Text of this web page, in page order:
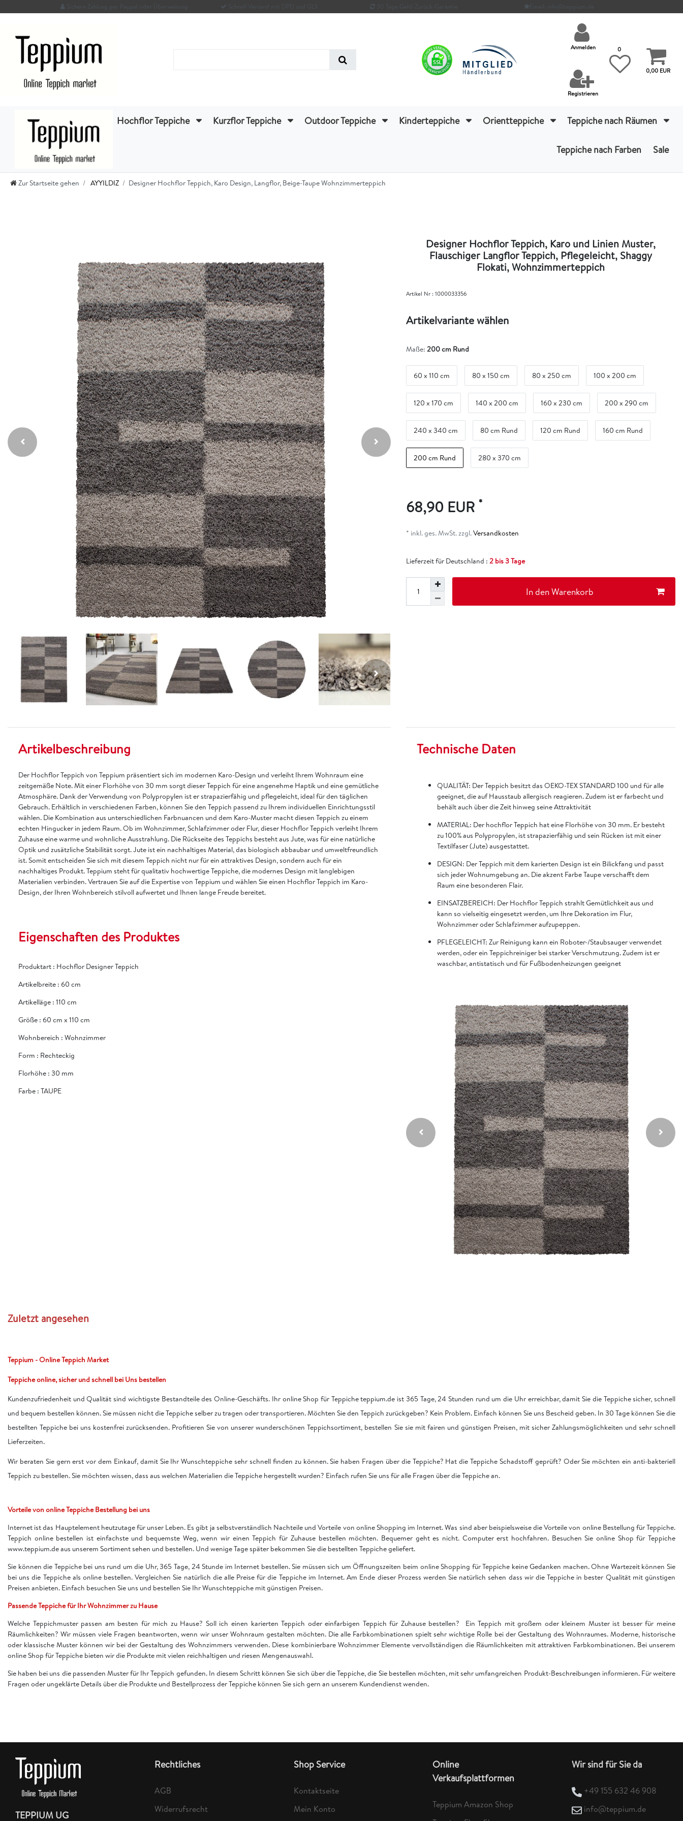
Sichere Zahlung per Paypal oder Überweisung Schnell Versand mit DPD und GLS 30 Tage Geld-Zurück-Garantie Email: info@teppium.de
Anmelden
Registrieren
0
0,00 EUR
Hochflor Teppiche Kurzflor Teppiche Outdoor Teppiche Kinderteppiche Orientteppiche Teppiche nach Räumen
Teppiche nach Farben Sale
Zur Startseite gehen AYYILDIZ Designer Hochflor Teppich, Karo Design, Langflor, Beige-Taupe Wohnzimmerteppich
Designer Hochflor Teppich, Karo und Linien Muster,
Flauschiger Langflor Teppich, Pflegeleicht, Shaggy
Flokati, Wohnzimmerteppich
Artikel Nr :1000033356
Artikelvariante wählen
Maße: 200 cm Rund
60 x 110 cm 80 x 150 cm 80 x 250 cm 100 x 200 cm
120 x 170 cm 140 x 200 cm 160 x 230 cm 200 x 290 cm
240 x 340 cm 80 cm Rund 120 cm Rund 160 cm Rund
200 cm Rund 280 x 370 cm
68,90 EUR *
* inkl. ges. MwSt. zzgl.Versandkosten
Lieferzeit für Deutschland : 2 bis 3 Tage
In den Warenkorb
Artikelbeschreibung
Der Hochflor Teppich von Teppium präsentiert sich im modernen Karo-Design und verleiht Ihrem Wohnraum eine
zeitgemäße Note. Mit einer Florhöhe von 30 mm sorgt dieser Teppich für eine angenehme Haptik und eine gemütliche
Atmosphäre. Dank der Verwendung von Polypropylen ist er strapazierfähig und pflegeleicht, ideal für den täglichen
Gebrauch. Erhältlich in verschiedenen Farben, können Sie den Teppich passend zu Ihrem individuellen Einrichtungsstil
wählen. Die Kombination aus unterschiedlichen Farbnuancen und dem Karo-Muster macht diesen Teppich zu einem
echten Hingucker in jedem Raum. Ob im Wohnzimmer, Schlafzimmer oder Flur, dieser Hochflor Teppich verleiht Ihrem
Zuhause eine warme und wohnliche Ausstrahlung. Die Rückseite des Teppichs besteht aus Jute, was für eine natürliche
Optik und zusätzliche Stabilität sorgt. Jute ist ein nachhaltiges Material, das biologisch abbaubar und umweltfreundlich
ist. Somit entscheiden Sie sich mit diesem Teppich nicht nur für ein attraktives Design, sondern auch für ein
nachhaltiges Produkt. Teppium steht für qualitativ hochwertige Teppiche, die modernes Design mit langlebigen
Materialien verbinden. Vertrauen Sie auf die Expertise von Teppium und wählen Sie einen Hochflor Teppich im Karo-
Design, der Ihren Wohnbereich stilvoll aufwertet und Ihnen lange Freude bereitet.
Eigenschaften des Produktes
Produktart : Hochflor Designer Teppich
Artikelbreite : 60 cm
Artikelläge : 110 cm
Größe : 60 cm x 110 cm
Wohnbereich : Wohnzimmer
Form : Rechteckig
Florhöhe : 30 mm
Farbe : TAUPE
Technische Daten
QUALITÄT: Der Teppich besitzt das OEKO-TEX STANDARD 100 und für alle
geeignet, die auf Hausstaub allergisch reagieren. Zudem ist er farbecht und
behält auch über die Zeit hinweg seine Attraktivität
MATERIAL: Der hochflor Teppich hat eine Florhöhe von 30 mm. Er besteht
zu 100% aus Polypropylen, ist strapazierfähig und sein Rücken ist mit einer
Textilfaser (Jute) ausgestattet.
DESIGN: Der Teppich mit dem karierten Design ist ein Bilickfang und passt
sich jeder Wohnumgebung an. Die akzent Farbe Taupe verschafft dem
Raum eine besonderen Flair.
EINSATZBEREICH: Der Hochflor Teppich strahlt Gemütlichkeit aus und
kann so vielseitig eingesetzt werden, um Ihre Dekoration im Flur,
Wohnzimmer oder Schlafzimmer aufzupeppen.
PFLEGELEICHT: Zur Reinigung kann ein Roboter-/Staubsauger verwendet
werden, oder ein Teppichreiniger bei starker Verschmutzung. Zudem ist er
waschbar, antistatisch und für Fußbodenheizungen geeignet
Zuletzt angesehen
Teppium - Online Teppich Market
Teppiche online, sicher und schnell bei Uns bestellen
Kundenzufriedenheit und Qualität sind wichtigste Bestandteile des Online-Geschäfts. Ihr online Shop für Teppiche teppium.de ist 365 Tage, 24 Stunden rund um die Uhr erreichbar, damit Sie die Teppiche sicher, schnell
und bequem bestellen können. Sie müssen nicht die Teppiche selber zu tragen oder transportieren. Möchten Sie den Teppich zurückgeben? Kein Problem. Einfach können Sie uns Bescheid geben. In 30 Tage können Sie die
bestellten Teppiche bei uns kostenfrei zurücksenden. Profitieren Sie von unserer wunderschönen Teppichsortiment, bestellen Sie sie mit fairen und günstigen Preisen, mit sicher Zahlungsmöglichkeiten und sehr schnell
Lieferzeiten.
Wir beraten Sie gern erst vor dem Einkauf, damit Sie Ihr Wunschteppiche sehr schnell finden zu können. Sie haben Fragen über die Teppiche? Hat die Teppiche Schadstoff geprüft? Oder Sie möchten ein anti-bakteriell
Teppich zu bestellen. Sie möchten wissen, dass aus welchen Materialien die Teppiche hergestellt wurden? Einfach rufen Sie uns für alle Fragen über die Teppiche an.
Vorteile von online Teppiche Bestellung bei uns
Internet ist das Hauptelement heutzutage für unser Leben. Es gibt ja selbstverständlich Nachteile und Vorteile von online Shopping im Internet. Was sind aber beispielsweise die Vorteile von online Bestellung für Teppiche.
Teppich online bestellen ist einfachste und bequemste Weg, wenn wir einen Teppich für Zuhause bestellen möchten. Bequemer geht es nicht. Computer erst hochfahren. Besuchen Sie online Shop für Teppiche
www.teppium.de aus unserem Sortiment sehen und bestellen. Und wenige Tage später bekommen Sie die bestellten Teppiche geliefert.
Sie können die Teppiche bei uns rund um die Uhr, 365 Tage, 24 Stunde im Internet bestellen. Sie müssen sich um Öffnungszeiten beim online Shopping für Teppiche keine Gedanken machen. Ohne Wartezeit können Sie
bei uns die Teppiche als online bestellen. Vergleichen Sie natürlich die alle Preise für die Teppiche im Internet. Am Ende dieser Prozess werden Sie natürlich sehen dass wir die Teppiche in bester Qualität mit günstigen
Preisen anbieten. Einfach besuchen Sie uns und bestellen Sie Ihr Wunschteppiche mit günstigen Preisen.
Passende Teppiche für Ihr Wohnzimmer zu Hause
Welche Teppichmuster passen am besten für mich zu Hause? Soll ich einen karierten Teppich oder einfarbigen Teppich für Zuhause bestellen? Ein Teppich mit großem oder kleinem Muster ist besser für meine
Räumlichkeiten? Wir müssen viele Fragen beantworten, wenn wir unser Wohnraum gestalten möchten. Die alle Farbkombinationen spielt sehr wichtige Rolle bei der Gestaltung des Wohnraumes. Moderne, historische
oder klassische Muster können wir bei der Gestaltung des Wohnzimmers verwenden. Diese kombinierbare Wohnzimmer Elemente vervollständigen die Räumlichkeiten mit attraktiven Farbkombinationen. Bei unserem
online Shop für Teppiche bieten wir die Produkte mit vielen reichhaltigen und riesen Mengenauswahl.
Sie haben bei uns die passenden Muster für Ihr Teppich gefunden. In diesem Schritt können Sie sich über die Teppiche, die Sie bestellen möchten, mit sehr umfangreichen Produkt-Beschreibungen informieren. Für weitere
Fragen oder ungeklärte Details über die Produkte und Bestellprozess der Teppiche können Sie sich gern an unserem Kundendienst wenden.
TEPPIUM UG
Rechtliches
AGB
Widerrufsrecht
Shop Service
Kontaktseite
Mein Konto
Online
Verkaufsplattformen
Teppium Amazon Shop
Wir sind für Sie da
+49 155 632 46 908
info@teppium.de